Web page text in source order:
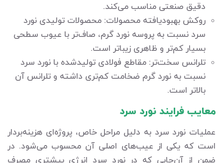
دقیق صنعتی مناسب می‌کند.
روکش بهبودیافته محصولات: محصولات تولیدی نورد
سرد نسبت به پروسه نورد گرم، صاف‌تر با عیوب سطحی
بسیار کم‌تر و ظاهری زیباتر است.
تلرانس سخت‌تر: مقاطع فولادی تولیدشده با نورد سرد
نسبت به نورد گرم ضخامت کم‌تری داشته و تلرانس آن
بالاتر است.
معایب فرایند نورد سرد
عملیات نورد سرد به دلیل مراحل خاص، پروژه‌ای هزینه‌بردار
است که یکی از عیب‌های اصلی آن محسوب می‌شود. در
ضمن از آن‌جایی که در نورد سرد انرژی بیشتری مصرف